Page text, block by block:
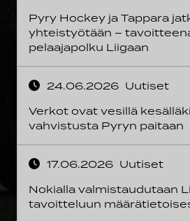
Pyry Hockey ja Tappara
yhteistyötään –
pelaajapolku Liigaan
24.06.2026 Uutiset
Verkot ovat vesillä
vahvistusta Pyryn paitaan
17.06.2026 Uutiset
Nokialla valmistaudutaan
tavoitteluun